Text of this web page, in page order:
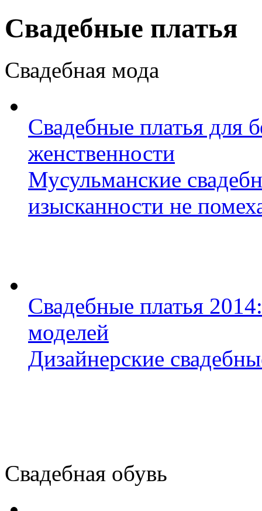
Свадебные платья
Свадебная мода
Свадебные платья для
женственности
Мусульманские
изысканности не
Свадебные платья
моделей
Дизайнерские
Свадебная обувь